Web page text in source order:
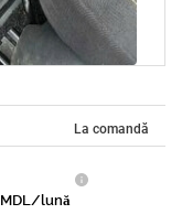
La comandă
MDL/lună